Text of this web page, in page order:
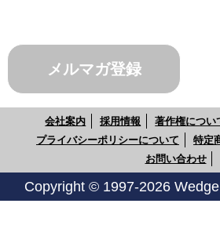
メルマガ登録
会社案内 採用情報 著作権につい
プライバシーポリシーについて
特定
お問い合わせ
Copyright © 1997-2026